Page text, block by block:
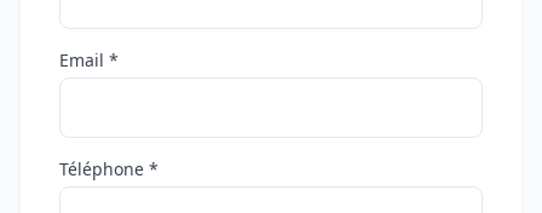
Email *
Téléphone *